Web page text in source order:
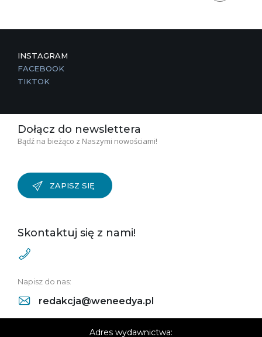
INSTAGRAM
FACEBOOK
TIKTOK
Dołącz do newslettera
Bądź na bieżąco z Naszymi nowościami!
ZAPISZ SIĘ
Skontaktuj się z nami!
Napisz do nas:
redakcja@weneedya.pl
Adres wydawnictwa: